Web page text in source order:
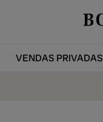
VENDASPRIVADAS